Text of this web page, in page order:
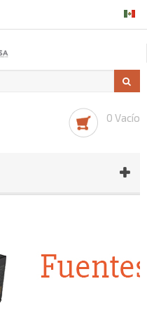
0 Vacío